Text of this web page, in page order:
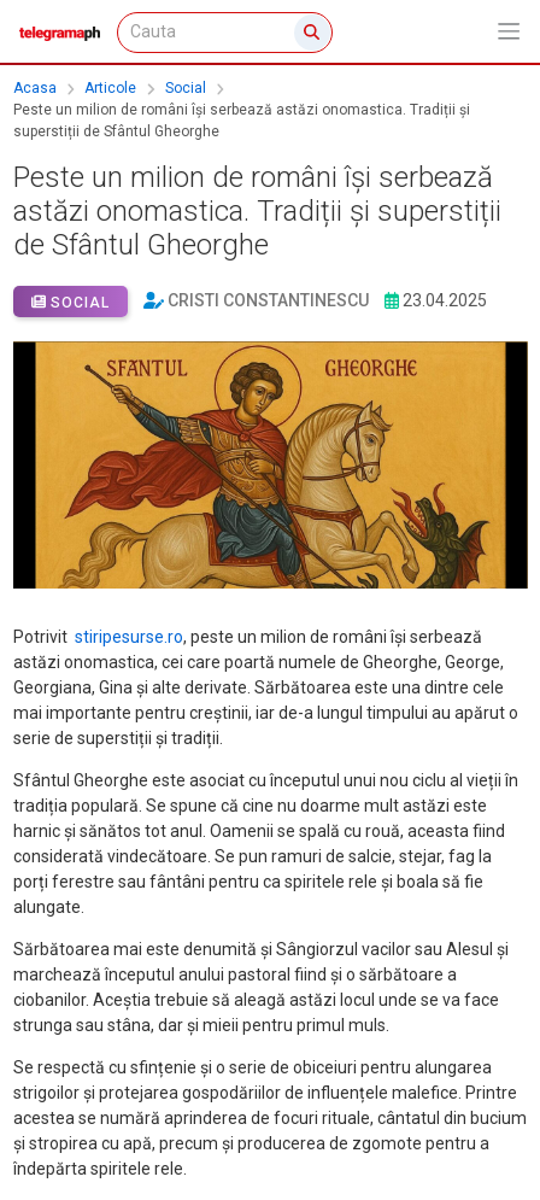
Acasa Articole
Social
Peste un milion de români își serbează astăzi onomastica. Tradiții și
superstiții de Sfântul Gheorghe
Peste un milion de români își serbează
astăzi onomastica. Tradiții și superstiții
de Sfântul Gheorghe
SOCIAL CRISTI CONSTANTINESCU 23.04.2025
Potrivit stiripesurse.ro, peste un milion de români își serbează
astăzi onomastica, cei care poartă numele de Gheorghe, George,
Georgiana, Gina și alte derivate. Sărbătoarea este una dintre cele
mai importante pentru creștinii, iar de-a lungul timpului au apărut o
serie de superstiții și tradiții.
Sfântul Gheorghe este asociat cu începutul unui nou ciclu al vieții în
tradiția populară. Se spune că cine nu doarme mult astăzi este
harnic și sănătos tot anul. Oamenii se spală cu rouă, aceasta fiind
considerată vindecătoare. Se pun ramuri de salcie, stejar, fag la
porți ferestre sau fântâni pentru ca spiritele rele și boala să fie
alungate.
Sărbătoarea mai este denumită și Sângiorzul vacilor sau Alesul și
marchează începutul anului pastoral fiind și o sărbătoare a
ciobanilor. Aceștia trebuie să aleagă astăzi locul unde se va face
strunga sau stâna, dar și mieii pentru primul muls.
Se respectă cu sfințenie și o serie de obiceiuri pentru alungarea
strigoilor și protejarea gospodăriilor de influențele malefice. Printre
acestea se numără aprinderea de focuri rituale, cântatul din bucium
și stropirea cu apă, precum și producerea de zgomote pentru a
îndepărta spiritele rele.